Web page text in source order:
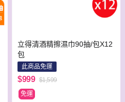
立得清酒精擦濕巾90抽/包X12
包
此商品免運
$999 $1,599
免運